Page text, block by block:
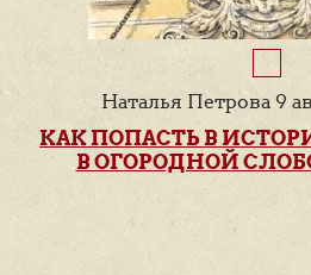
Наталья Петрова 9
КАК ПОПАСТЬ В
В ОГОРОДНОЙ